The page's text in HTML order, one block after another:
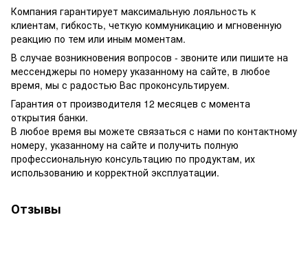
Компания гарантирует максимальную лояльность к
клиентам, гибкость, четкую коммуникацию и мгновенную
реакцию по тем или иным моментам.
В случае возникновения вопросов - звоните или пишите на
мессенджеры по номеру указанному на сайте, в любое
время, мы с радостью Вас проконсультируем.
Гарантия от производителя 12 месяцев с момента
открытия банки.
В любое время вы можете связаться с нами по контактному
номеру, указанному на сайте и получить полную
профессиональную консультацию по продуктам, их
использованию и корректной эксплуатации.
Отзывы